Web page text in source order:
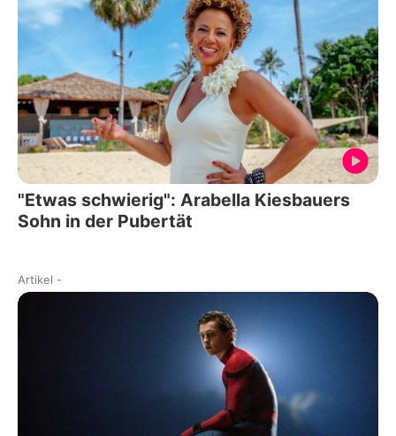
"Etwas schwierig": Arabella Kiesbauers
Sohn in der Pubertät
Artikel -